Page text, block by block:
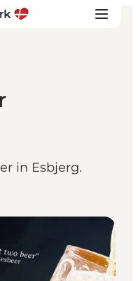
in Esbjerg.